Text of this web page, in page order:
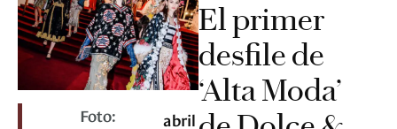
Foto:
abril
El primer
desfile de
‘Alta Moda’